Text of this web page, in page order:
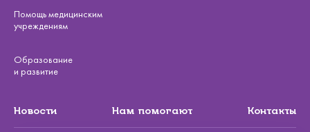
Помощь медицинским
учреждениям
Образование
и развитие
Новости Нам помогают Контакты